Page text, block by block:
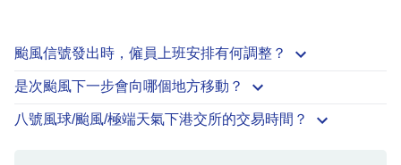
颱風信號發出時，僱員上班安排有何調整？
是次颱風下一步會向哪個地方移動？
八號風球/颱風/極端天氣下港交所的交易時間？